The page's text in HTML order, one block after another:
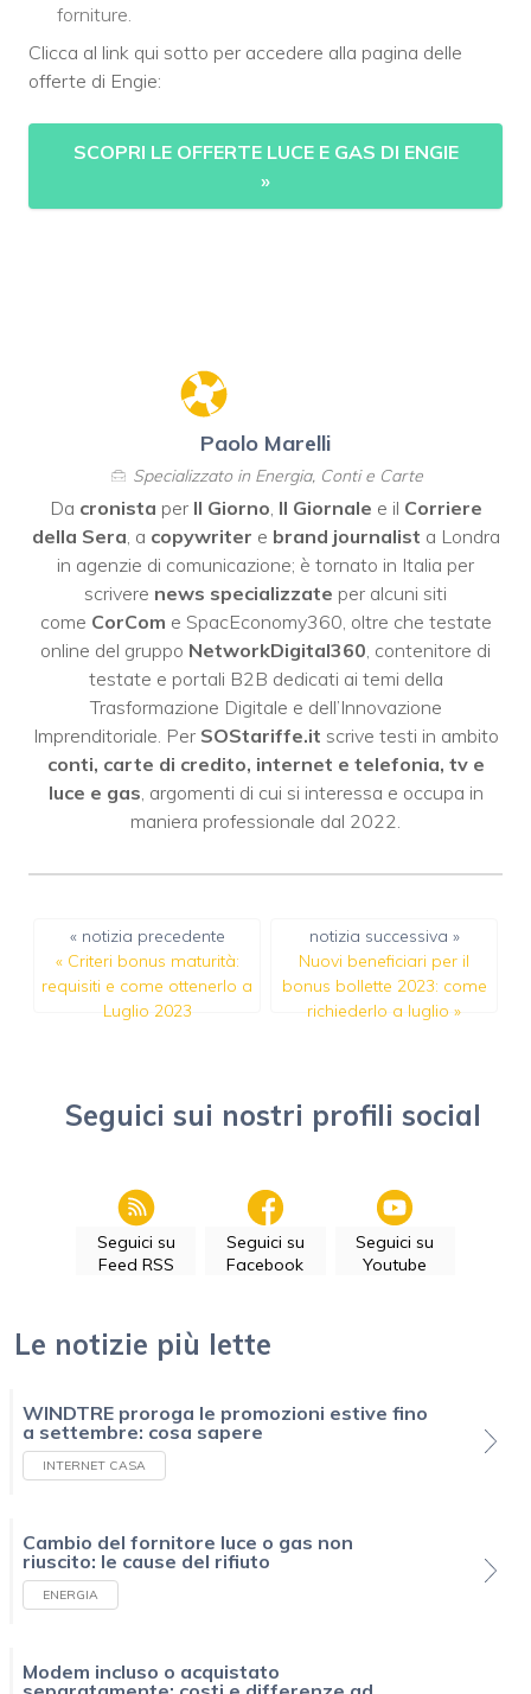
forniture.
Clicca al link qui sotto per accedere alla pagina delle
offerte di Engie:
SCOPRI LE OFFERTE LUCE E GAS DI ENGIE
»
Paolo Marelli
Specializzato in Energia, Conti e Carte
Da cronista per Il Giorno Il Giornale e il Corriere
della Sera , a copywriter e brand journalist a Londra
in agenzie di comunicazione; è tornato in Italia per
scrivere news specializzate per alcuni siti
come CorCom e SpacEconomy360, oltre che testate
online del gruppo NetworkDigital360 , contenitore di
testate e portali B2B dedicati ai temi della
Trasformazione Digitale e dell’Innovazione
Imprenditoriale. Per SOStariffe.it scrive testi in ambito
conti, carte di credito, internet e telefonia, tv e
luce e gas , argomenti di cui si interessa e occupa in
maniera professionale dal 2022.
« notizia precedente
« Criteri bonus maturità:
requisiti e come ottenerlo a
Luglio 2023
notizia successiva »
Nuovi beneficiari per il
bonus bollette 2023: come
richiederlo a luglio »
Seguici sui nostri profili social
Seguici su
Feed RSS
Seguici su
Facebook
Seguici su
Youtube
Le notizie più lette
WINDTRE proroga le promozioni estive fino
a settembre: cosa sapere
INTERNET CASA
Cambio del fornitore luce o gas non
riuscito: le cause del rifiuto
ENERGIA
Modem incluso o acquistato